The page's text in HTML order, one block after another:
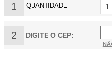
1 QUANTIDADE
2 DIGITE O CEP: